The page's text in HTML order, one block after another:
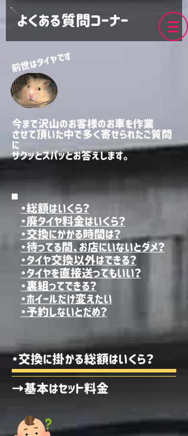
よくある質問コーナー
前世はタイヤです
今まで沢山のお客様のお車を作業
させて頂いた中で多く寄せられたご質問
に
​サクッとスパッとお答えします。
・総額はいくら？
・廃タイヤ料金はいくら？
・交換にかかる時間は？
​・待ってる間、お店にいないとダメ？
・タイヤ交換以外はできる？
・タイヤを直接送ってもいい？
​・裏組ってできる？
・ホイールだけ変えたい
​・予約しないとだめ？
・交換に掛かる総額はいくら？
→基本はセット料金